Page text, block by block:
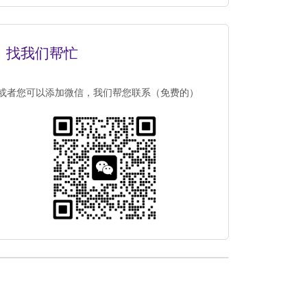
找我们帮忙
者您可以添加微信，我们帮您联系（免费的）